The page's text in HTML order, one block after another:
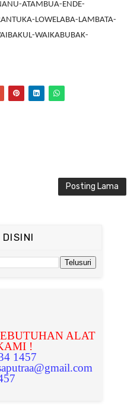
ATAMBUA-ENDE-
LOWELABA-LAMBATA-
WAIKABUBAK-
Posting Lama
ALAT
!
1457